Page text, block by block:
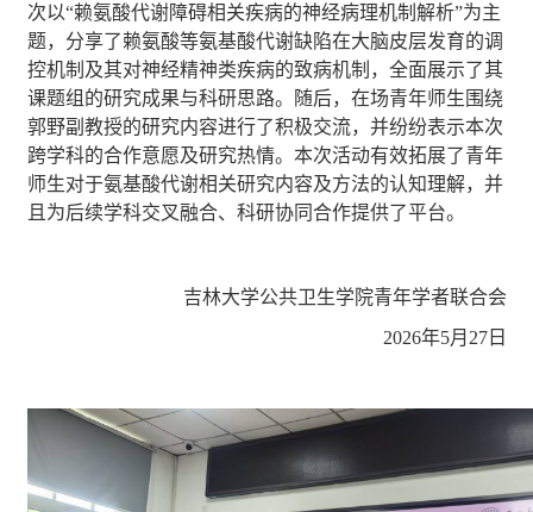
次以“赖氨酸代谢障碍相关疾病的神经病理机制解析”为主
题，分享了赖氨酸等氨基酸代谢缺陷在大脑皮层发育的调
控机制及其对神经精神类疾病的致病机制，全面展示了其
课题组的研究成果与科研思路。
随后，在场青年师生围绕
郭野副教授的研究内容进行了积极交流，并纷纷表示本次
跨学科的合作意愿及研究热情。本次活动有效拓展了青年
师生对于氨基酸代谢相关研究内容及方法的认知理解，并
且为后续学科交叉融合、科研协同合作提供了平台。
吉林大学公共卫生学院青年学者联合会
2026年5月27日